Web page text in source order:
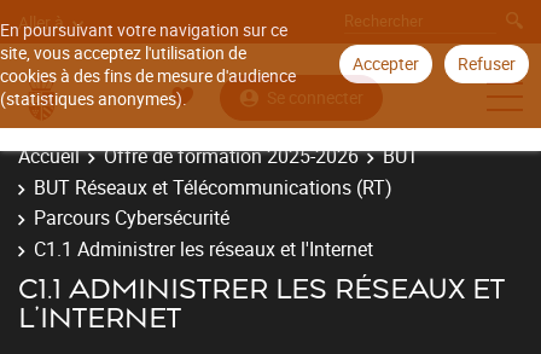
En poursuivant votre navigation sur ce
site, vous acceptez l'utilisation de
cookies à des fins de mesure d'audience
(statistiques anonymes).
Accepter Refuser
Aller à
Se connecter
Accueil Offre de formation 2025-2026
BUT
BUT Réseaux et Télécommunications (RT)
Parcours Cybersécurité
C1.1 Administrer les réseaux et l'Internet
C1.1 ADMINISTRER LES RÉSEAUX ET
L'INTERNET